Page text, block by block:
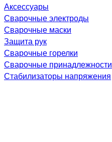
Аксессуары
Сварочные электроды
Сварочные маски
Защита рук
Сварочные горелки
Сварочные принадлежности
Стабилизаторы напряжения